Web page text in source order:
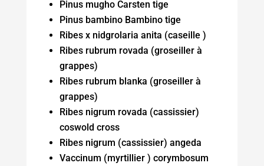
Pinus mugho Carsten tige
Pinus bambino Bambino tige
Ribes x nidgrolaria anita (caseille )
Ribes rubrum rovada (groseiller à
grappes)
Ribes rubrum blanka (groseiller à
grappes)
Ribes nigrum rovada (cassissier)
coswold cross
Ribes nigrum (cassissier) angeda
Vaccinum (myrtillier ) corymbosum